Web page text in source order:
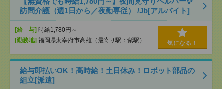
訪問介護（週1日から／夜勤専従） /Jb[アルバイト]
[給 与] 時給1,780円～
[勤務地] 福岡県太宰府市高雄（最寄り駅：紫駅） 気になる！
給与即払いOK！高時給！土日休み！ロボット部品の
組立[派遣]